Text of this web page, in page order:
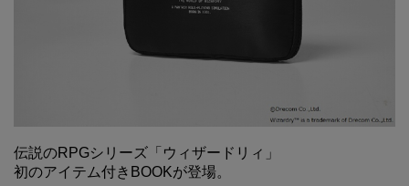
伝説のRPGシリーズ「ウィザードリィ」
初のアイテム付きBOOKが登場。